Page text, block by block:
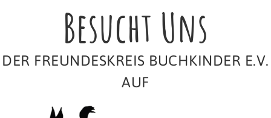
Besucht Uns
DER FREUNDESKREIS BUCHKINDER E.V.
AUF